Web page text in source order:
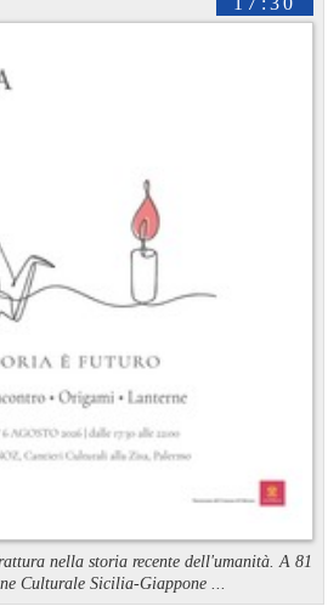
nella storia recente dell'umanità. A 81
Culturale Sicilia-Giappone ...